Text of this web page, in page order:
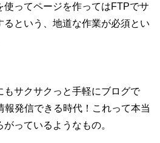
使ってページを作ってはFTPでサ
るという、地道な作業が必須とい
もサクサクっと手軽にブログで
報発信できる時代！これって本当
がっているようなもの。